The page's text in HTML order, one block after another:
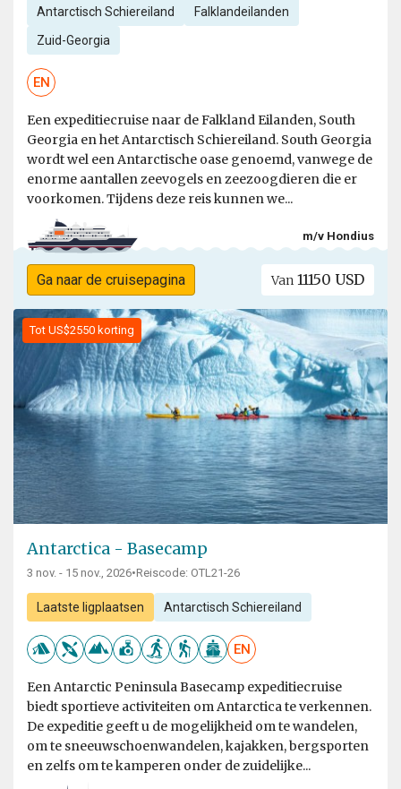
Antarctisch Schiereiland Falklandeilanden
Zuid-Georgia
EN
Een expeditiecruise naar de Falkland Eilanden, South
Georgia en het Antarctisch Schiereiland. South Georgia
wordt wel een Antarctische oase genoemd, vanwege de
enorme aantallen zeevogels en zeezoogdieren die er
voorkomen. Tijdens deze reis kunnen we...
m/v Hondius
Ga naar de cruisepagina Van 11150 USD
Tot US$2550 korting
Antarctica - Basecamp
3 nov. - 15 nov., 2026•Reiscode: OTL21-26
Laatste ligplaatsen Antarctisch Schiereiland
EN
Een Antarctic Peninsula Basecamp expeditiecruise
biedt sportieve activiteiten om Antarctica te verkennen.
De expeditie geeft u de mogelijkheid om te wandelen,
om te sneeuwschoenwandelen, kajakken, bergsporten
en zelfs om te kamperen onder de zuidelijke...